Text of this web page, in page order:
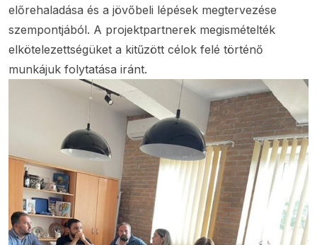
előrehaladása és a jövőbeli lépések megtervezése
szempontjából. A projektpartnerek megismételték
elkötelezettségüket a kitűzött célok felé történő
munkájuk folytatása iránt.